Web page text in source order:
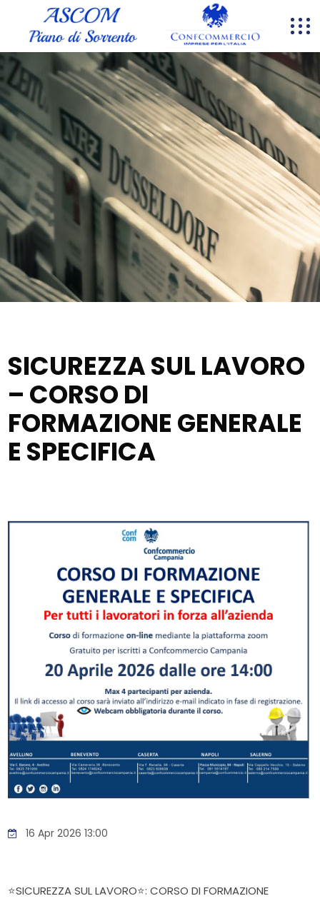
SICUREZZA SUL LAVORO
– CORSO DI
FORMAZIONE GENERALE
E SPECIFICA
16 Apr 2026 13:00
⭐SICUREZZA SUL LAVORO⭐: CORSO DI FORMAZIONE